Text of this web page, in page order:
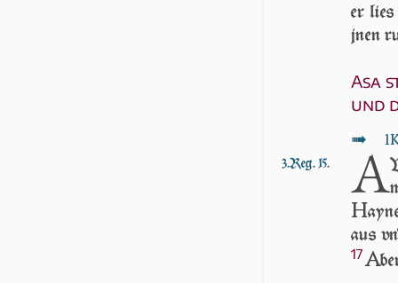
er
jnen
Asa
und
↦
3.Reg. 15. A
H
aus
17A